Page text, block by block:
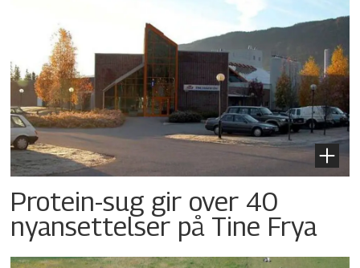
Protein-sug gir over 40
nyansettelser på Tine Frya